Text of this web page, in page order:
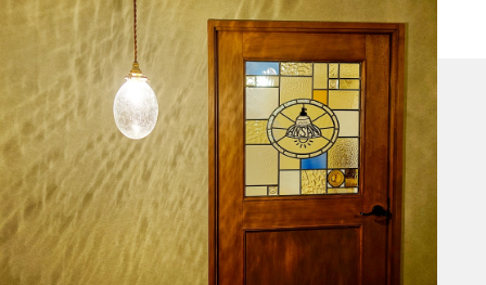
ステンドグラス
丸型小さめ（125mm、138mm）
丸型 200mm
丸型 250mm
Cトロ型
イチョウ型